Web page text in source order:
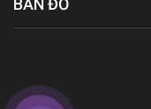
BẢN ĐỒ